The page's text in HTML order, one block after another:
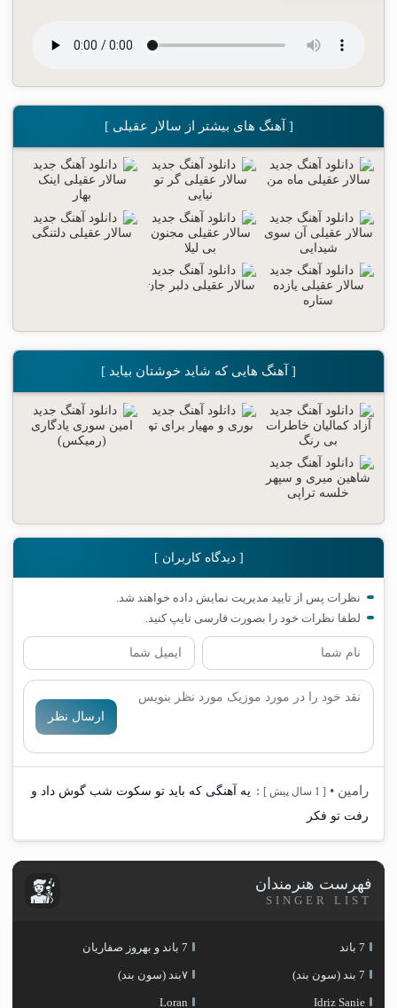
[ آهنگ های بیشتر از سالار عقیلی ]
[ آهنگ هایی که شاید خوشتان بیاید ]
[ دیدگاه کاربران ]
نظرات پس از تایید مدیریت نمایش داده خواهند شد.
لطفا نظرات خود را بصورت فارسی تایپ کنید.
ارسال نظر
رامین • [ 1 سال پیش ] : یه آهنگی که باید تو سکوت شب گوش داد و
رفت تو فکر
فهرست هنرمندان
SINGER LIST
7 باند 7 باند و بهروز صفاریان
7 بند (سون بند) ۷بند (سون بند)
Idriz Sanie
Loran